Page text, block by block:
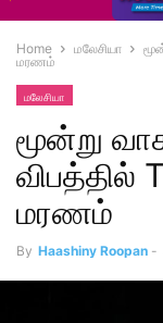
Home மலேசியா
மரணம்
மலேசியா
மூன்று
விபத்தில்
மரணம்
By Haashiny Roopan -